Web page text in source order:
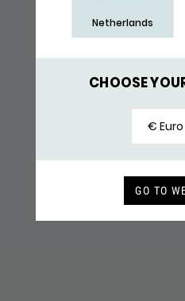
Netherlands
CHOOSE
€ Euro
GO TO
154
RECENT